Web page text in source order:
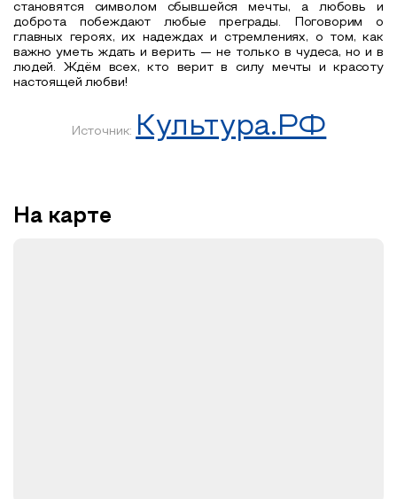
становятся символом сбывшейся мечты, а любовь и
доброта побеждают любые преграды. Поговорим о
главных героях, их надеждах и стремлениях, о том, как
важно уметь ждать и верить — не только в чудеса, но и в
людей. Ждём всех, кто верит в силу мечты и красоту
настоящей любви!
Источник: Культура.РФ
На карте